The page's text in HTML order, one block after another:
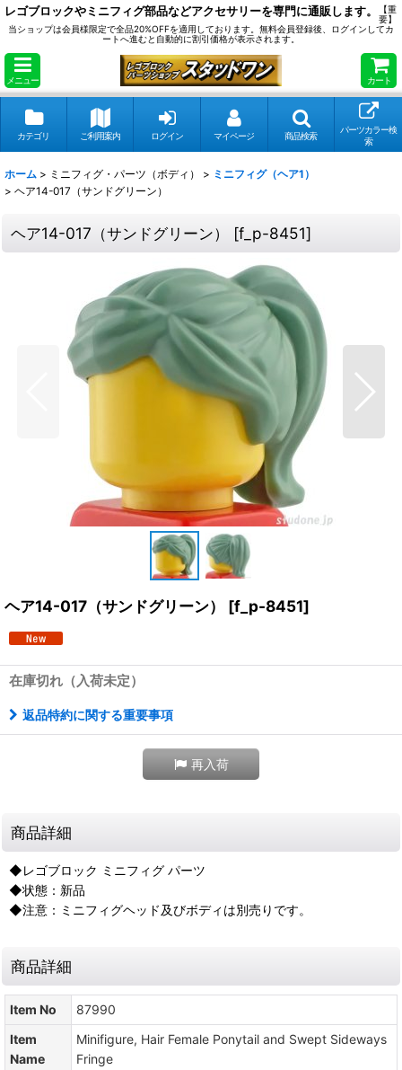
レゴブロックやミニフィグ部品などアクセサリーを専門に通販します。
【重
要】
当ショップは会員様限定で全品20%OFFを適用しております。無料会員登録後、ログインしてカ
ートへ進むと自動的に割引価格が表示されます。
メニュー カート
カテゴリ ご利用案内 ログイン マイページ 商品検索
パーツカラー検
索
ホーム > ミニフィグ・パーツ（ボディ） > ミニフィグ（ヘア1）
> ヘア14-017（サンドグリーン）
ヘア14-017（サンドグリーン） [f_p-8451]
ヘア14-017（サンドグリーン） [f_p-8451]
在庫切れ（入荷未定）
返品特約に関する重要事項
再入荷
商品詳細
◆レゴブロック ミニフィグ パーツ
◆状態：新品
◆注意：ミニフィグヘッド及びボディは別売りです。
商品詳細
Item No
87990
Item
Name
Minifigure, Hair Female Ponytail and Swept Sideways
Fringe